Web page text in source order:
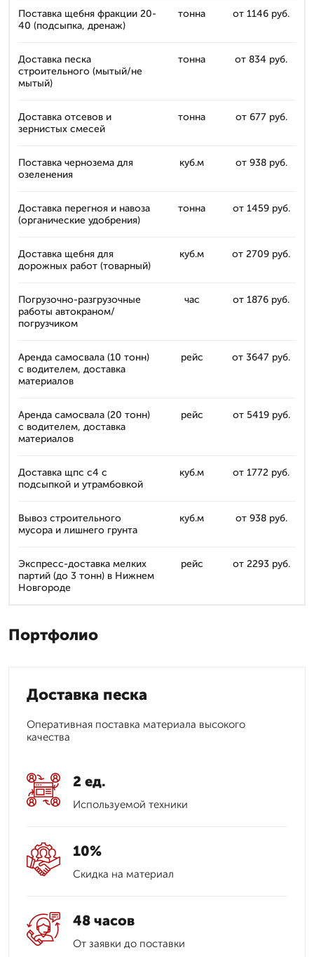
Поставка щебня фракции 20-
40 (подсыпка, дренаж)
тонна от 1146 руб.
Доставка песка
строительного (мытый/не
мытый)
тонна от 834 руб.
Доставка отсевов и
зернистых смесей
тонна от 677 руб.
Поставка чернозема для
озеленения
куб.м от 938 руб.
Доставка перегноя и навоза
(органические удобрения)
тонна от 1459 руб.
Доставка щебня для
дорожных работ (товарный)
куб.м от 2709 руб.
Погрузочно-разгрузочные
работы автокраном/
погрузчиком
час от 1876 руб.
Аренда самосвала (10 тонн)
с водителем, доставка
материалов
рейс от 3647 руб.
Аренда самосвала (20 тонн)
с водителем, доставка
материалов
рейс от 5419 руб.
Доставка щпс с4 с
подсыпкой и утрамбовкой
куб.м от 1772 руб.
Вывоз строительного
мусора и лишнего грунта
куб.м от 938 руб.
Экспресс-доставка мелких
партий (до 3 тонн) в Нижнем
Новгороде
рейс от 2293 руб.
Портфолио
Доставка песка
Оперативная поставка материала высокого
качества
2 ед.
Используемой техники
10%
Скидка на материал
48 часов
От заявки до поставки